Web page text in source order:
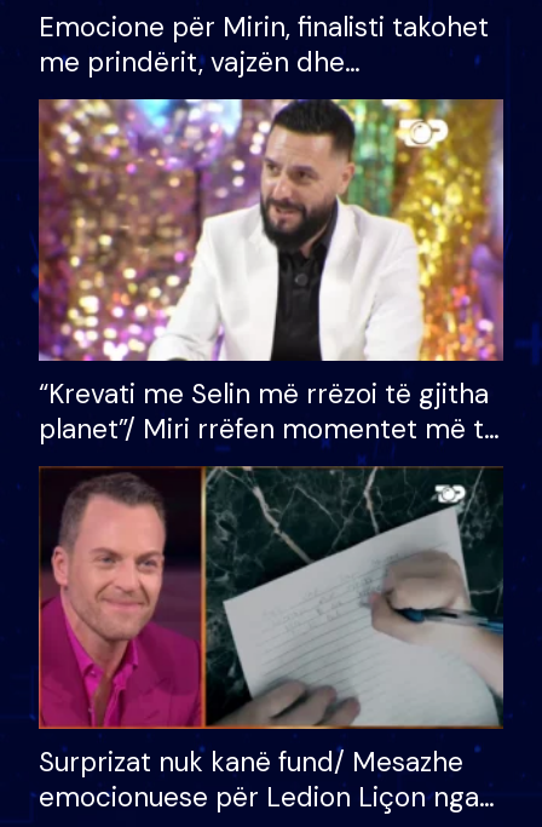
Emocione për Mirin, finalisti takohet
me prindërit, vajzën dhe
bashkëshorten: S’kemi ndonjë letër
divorci apo jo?
“Krevati me Selin më rrëzoi të gjitha
planet”/ Miri rrëfen momentet më të
bukura në shtëpinë e BB VIP: Do më
mungojë zilja e mëngjesit kur…
Surprizat nuk kanë fund/ Mesazhe
emocionuese për Ledion Liçon nga